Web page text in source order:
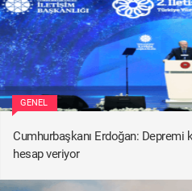
GENEL
Cumhurbaşkanı Erdoğan: Depremi
hesap veriyor